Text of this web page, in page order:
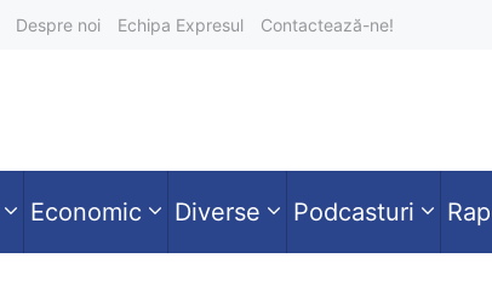
Despre noi Echipa Expresul Contactează-ne!
Economic Diverse Podcasturi